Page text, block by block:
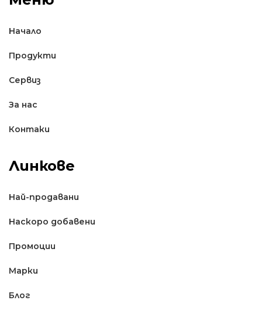
Начало
Продукти
Сервиз
За нас
Контаки
Линкове
Най-продавани
Наскоро добавени
Промоции
Марки
Блог